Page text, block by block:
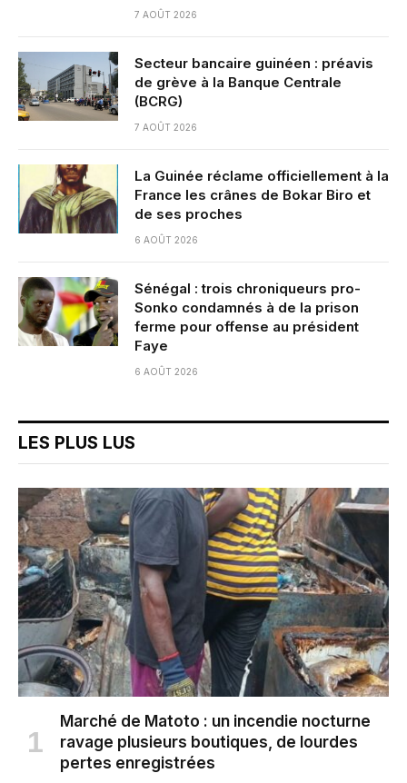
7 AOÛT 2026
Secteur bancaire guinéen : préavis
de grève à la Banque Centrale
(BCRG)
7 AOÛT 2026
La Guinée réclame officiellement à la
France les crânes de Bokar Biro et
de ses proches
6 AOÛT 2026
Sénégal : trois chroniqueurs pro-
Sonko condamnés à de la prison
ferme pour offense au président
Faye
6 AOÛT 2026
LES PLUS LUS
Marché de Matoto : un incendie nocturne
ravage plusieurs boutiques, de lourdes
pertes enregistrées